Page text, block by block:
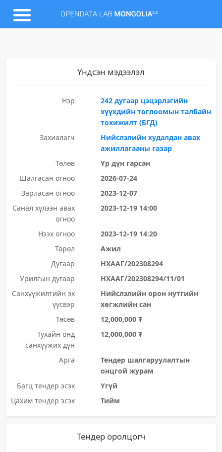
Үндсэн мэдээлэл
Нэр
242 дугаар цэцэрлэгийн
хүүхдийн тоглоомын талбайн
тохижилт (БГД)
Захиалагч
Нийслэлийн худалдан авах
ажиллагааны газар
Төлөв
Үр дүн гарсан
Шалгасан огноо
2026-07-24
Зарласан огноо
2023-12-07
Санал хүлээн авах
огноо
2023-12-19 14:00
Нээх огноо
2023-12-19 14:20
Төрөл
Ажил
Дугаар
НХААГ/202308294
Урилгын дугаар
НХААГ/202308294/11/01
Санхүүжилтийн эх
үүсвэр
Нийслэлийн орон нутгийн
хөгжлийн сан
Төсөв
12,000,000 ₮
Тухайн онд
санхүүжих дүн
12,000,000 ₮
Арга
Тендер шалгаруулалтын
онцгой журам
Багц тендер эсэх
Үгүй
Цахим тендер эсэх
Тийм
Тендер оролцогч